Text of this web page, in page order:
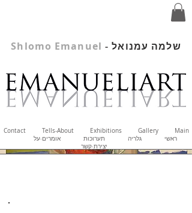
Shlomo Emanuel - שלמה עמנואל
Contact Tells-About Exhibitions Gallery Main
ראשיגלריה תערוכותאומרים-על
יצירת-קשר